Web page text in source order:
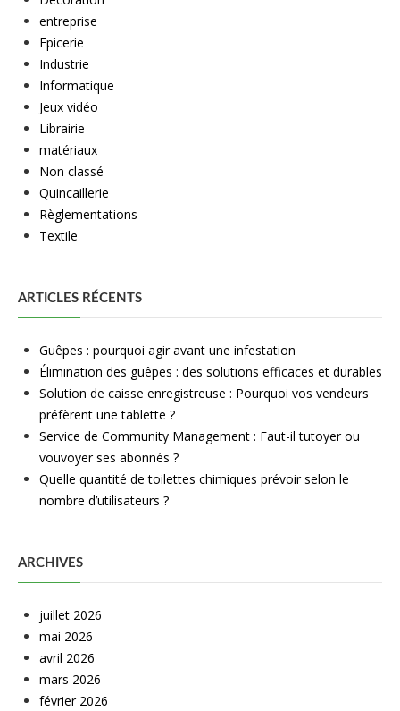
entreprise
Epicerie
Industrie
Informatique
Jeux vidéo
Librairie
matériaux
Non classé
Quincaillerie
Règlementations
Textile
ARTICLES RÉCENTS
Guêpes : pourquoi agir avant une infestation
Élimination des guêpes : des solutions efficaces et durables
Solution de caisse enregistreuse : Pourquoi vos vendeurs
préfèrent une tablette ?
Service de Community Management : Faut-il tutoyer ou
vouvoyer ses abonnés ?
Quelle quantité de toilettes chimiques prévoir selon le
nombre d’utilisateurs ?
ARCHIVES
juillet 2026
mai 2026
avril 2026
mars 2026
février 2026